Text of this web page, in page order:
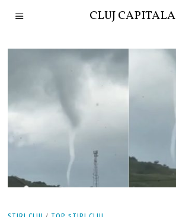
CLUJ CAPITALA